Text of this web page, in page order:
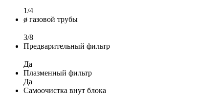
1/4
ø газовой трубы
3/8
Предварительный фильтр
Да
Плазменный фильтр
Да
Самоочистка внут блока